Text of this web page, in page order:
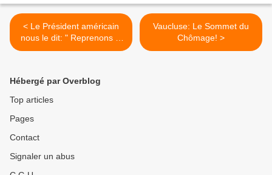
< Le Président américain
nous le dit: " Reprenons le
pouvoir aux banques".
Vaucluse: Le Sommet du
Chômage! >
Hébergé par Overblog
Top articles
Pages
Contact
Signaler un abus